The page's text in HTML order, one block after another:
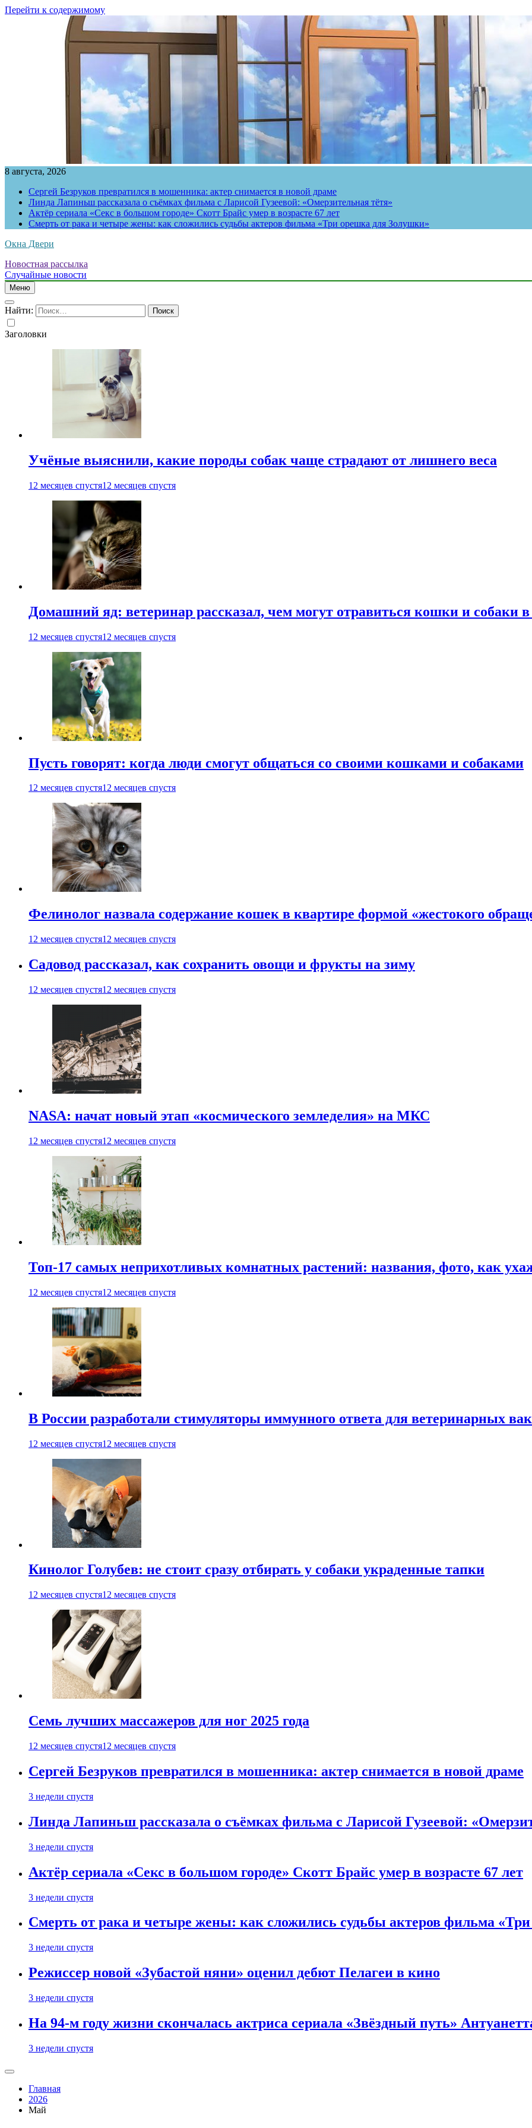
Перейти к содержимому
8 августа, 2026
Сергей Безруков превратился в мошенника: актер снимается в новой драме
Линда Лапиньш рассказала о съёмках фильма с Ларисой Гузеевой: «Омерзительная тётя»
Актёр сериала «Секс в большом городе» Скотт Брайс умер в возрасте 67 лет
Смерть от рака и четыре жены: как сложились судьбы актеров фильма «Три орешка для Золушки»
Окна Двери
Новостная рассылка
Случайные новости
Меню
Найти:
Заголовки
Учёные выяснили, какие породы собак чаще страдают от лишнего веса
12 месяцев спустя12 месяцев спустя
Домашний яд: ветеринар рассказал, чем могут отравиться кошки и собаки
12 месяцев спустя12 месяцев спустя
Пусть говорят: когда люди смогут общаться со своими кошками и собаками
12 месяцев спустя12 месяцев спустя
Фелинолог назвала содержание кошек в квартире формой «жестокого
12 месяцев спустя12 месяцев спустя
Садовод рассказал, как сохранить овощи и фрукты на зиму
12 месяцев спустя12 месяцев спустя
NASA: начат новый этап «космического земледелия» на МКС
12 месяцев спустя12 месяцев спустя
Топ-17 самых неприхотливых комнатных растений: названия, фото, как
12 месяцев спустя12 месяцев спустя
В России разработали стимуляторы иммунного ответа для ветеринарных
12 месяцев спустя12 месяцев спустя
Кинолог Голубев: не стоит сразу отбирать у собаки украденные тапки
12 месяцев спустя12 месяцев спустя
Семь лучших массажеров для ног 2025 года
12 месяцев спустя12 месяцев спустя
Сергей Безруков превратился в мошенника: актер снимается в новой драме
3 недели спустя
Линда Лапиньш рассказала о съёмках фильма с Ларисой Гузеевой:
3 недели спустя
Актёр сериала «Секс в большом городе» Скотт Брайс умер в возрасте 67 лет
3 недели спустя
Смерть от рака и четыре жены: как сложились судьбы актеров фильма
3 недели спустя
Режиссер новой «Зубастой няни» оценил дебют Пелагеи в кино
3 недели спустя
На 94-м году жизни скончалась актриса сериала «Звёздный путь»
3 недели спустя
Главная
2026
Май